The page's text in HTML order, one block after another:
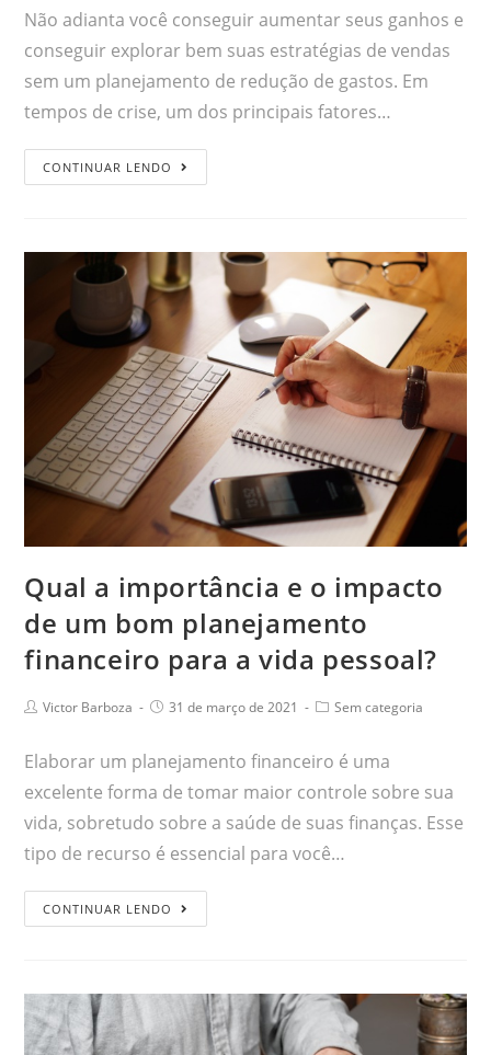
Não adianta você conseguir aumentar seus ganhos e
conseguir explorar bem suas estratégias de vendas
sem um planejamento de redução de gastos. Em
tempos de crise, um dos principais fatores…
CONTINUAR LENDO
Qual a importância e o impacto
de um bom planejamento
financeiro para a vida pessoal?
Victor Barboza 31 de março de 2021 Sem categoria
Elaborar um planejamento financeiro é uma
excelente forma de tomar maior controle sobre sua
vida, sobretudo sobre a saúde de suas finanças. Esse
tipo de recurso é essencial para você…
CONTINUAR LENDO